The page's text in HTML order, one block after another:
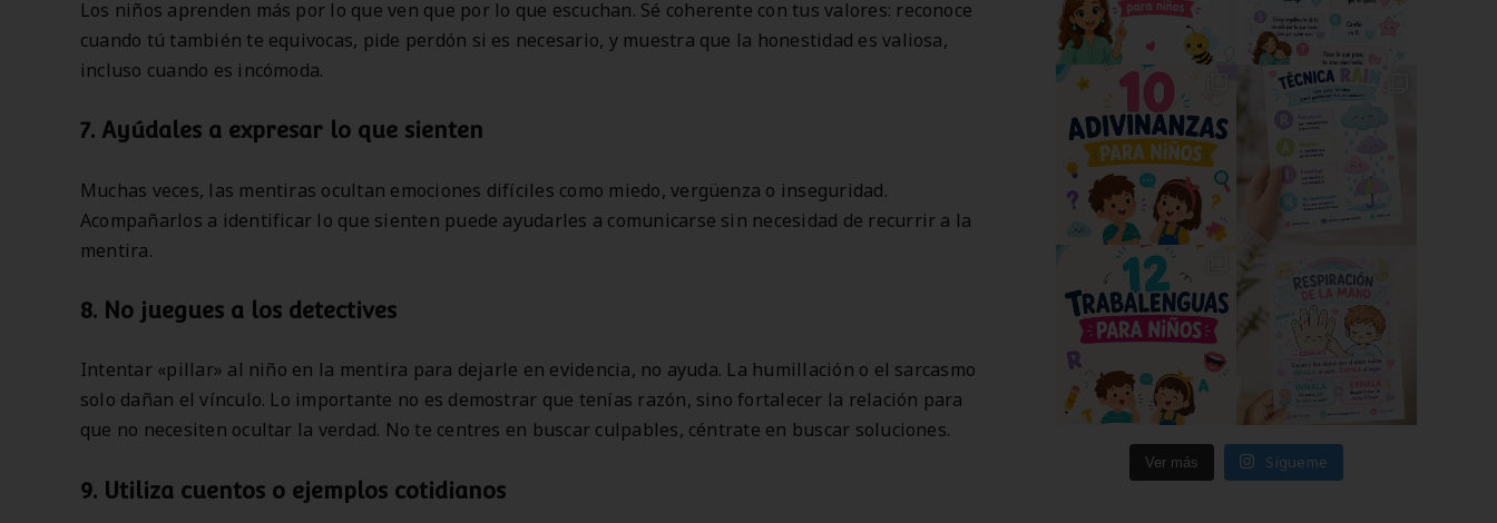
Los niños aprenden más por lo que ven que por lo que escuchan. Sé coherente con tus valores: reconoce
cuando tú también te equivocas, pide perdón si es necesario, y muestra que la honestidad es valiosa,
incluso cuando es incómoda.
7. Ayúdales a expresar lo que sienten
Muchas veces, las mentiras ocultan emociones difíciles como miedo, vergüenza o inseguridad.
Acompañarlos a identificar lo que sienten puede ayudarles a comunicarse sin necesidad de recurrir a la
mentira.
8. No juegues a los detectives
Intentar «pillar» al niño en la mentira para dejarle en evidencia, no ayuda. La humillación o el sarcasmo
solo dañan el vínculo. Lo importante no es demostrar que tenías razón, sino fortalecer la relación para
que no necesiten ocultar la verdad. No te centres en buscar culpables, céntrate en buscar soluciones.
9. Utiliza cuentos o ejemplos cotidianos
Ver más Sígueme